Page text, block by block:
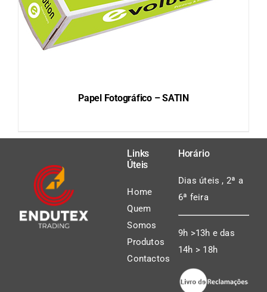
DETAILS
Papel Fotográfico – SATIN
Links
Úteis
Home
Quem
Somos
Produtos
Contactos
Horário
Dias úteis , 2ª a
6ª feira
9h >13h e das
14h > 18h